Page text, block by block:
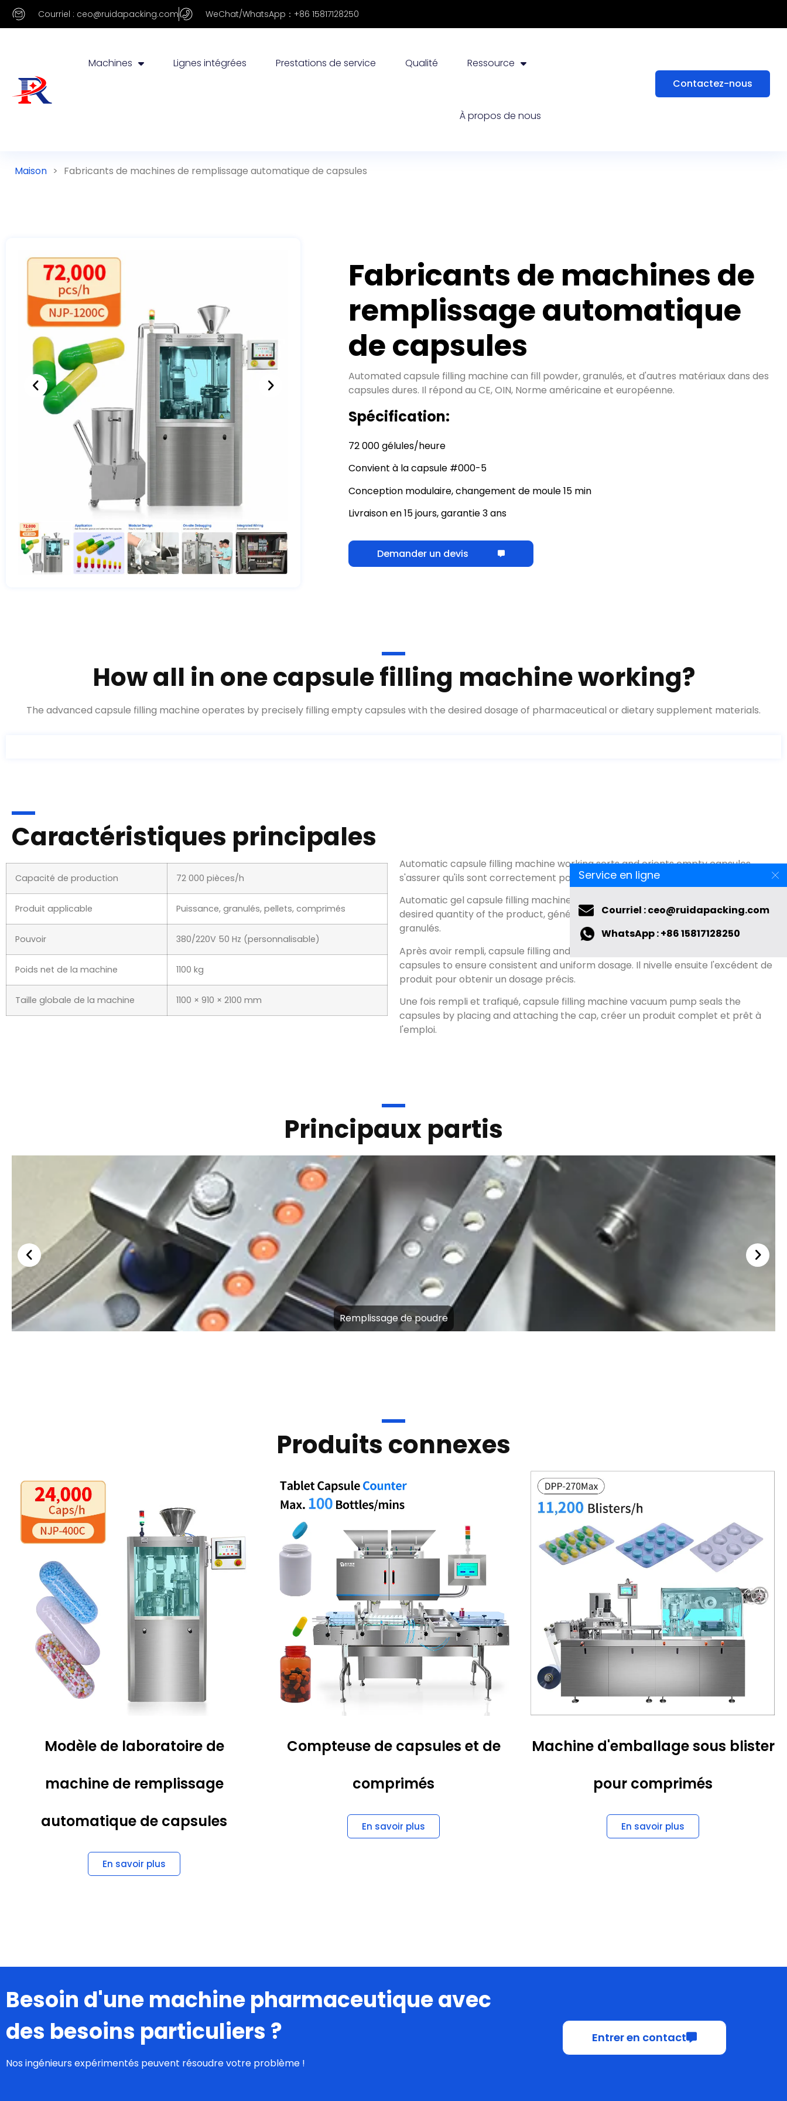
Courriel : ceo@ruidapacking.com WeChat/WhatsApp：+86 15817128250
Machines Lignes intégrées Prestations de service Qualité Ressource
À propos de nous
Contactez-nous
Maison > Fabricants de machines de remplissage automatique de capsules
Fabricants de machines de
remplissage automatique
de capsules
Automated capsule filling machine can fill powder, granulés, et d'autres matériaux dans des
capsules dures. Il répond au CE, OIN, Norme américaine et européenne.
Spécification:
72 000 gélules/heure
Convient à la capsule #000-5
Conception modulaire, changement de moule 15 min
Livraison en 15 jours, garantie 3 ans
Demander un devis
How all in one capsule filling machine working?
The advanced capsule filling machine operates by precisely filling empty capsules with the desired dosage of pharmaceutical or dietary supplement materials.
Caractéristiques principales
Capacité de production 72 000 pièces/h
Produit applicable Puissance, granulés, pellets, comprimés
Pouvoir 380/220V 50 Hz (personnalisable)
Poids net de la machine 1100 kg
Taille globale de la machine 1100 × 910 × 2100 mm
Automatic capsule filling machine working sorts and orients empty capsules,
s'assurer qu'ils sont correctement positionnés pour le remplissage.
Automatic gel capsule filling machine accurately fills the sorted capsules with the
desired quantity of the product, généralement sous forme de poudre ou de
granulés.
Après avoir rempli,capsule filling and sealing machine may tamper the filled
capsules to ensure consistent and uniform dosage. Il nivelle ensuite l'excédent de
produit pour obtenir un dosage précis.
Une fois rempli et trafiqué,capsule filling machine vacuum pump seals the
capsules by placing and attaching the cap, créer un produit complet et prêt à
l'emploi.
Principaux partis
Remplissage de poudre
Produits connexes
Modèle de laboratoire de
machine de remplissage
automatique de capsules
En savoir plus
Compteuse de capsules et de
comprimés
En savoir plus
Machine d'emballage sous blister
pour comprimés
En savoir plus
Service en ligne
Courriel : ceo@ruidapacking.com
WhatsApp : +86 15817128250
Besoin d'une machine pharmaceutique avec
des besoins particuliers ?
Nos ingénieurs expérimentés peuvent résoudre votre problème !
Entrer en contact